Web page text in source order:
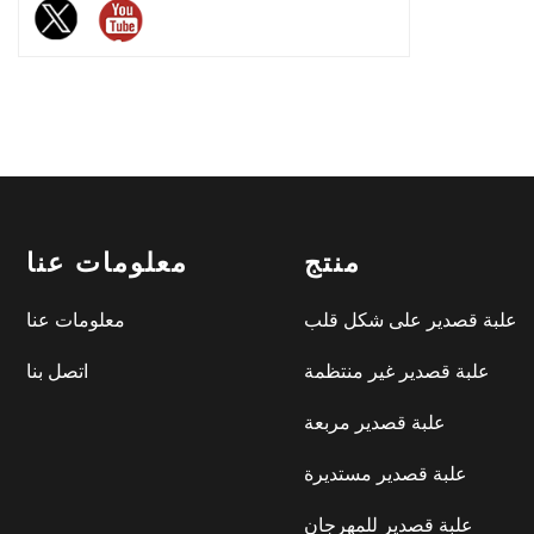
معلومات عنا
معلومات عنا
اتصل بنا
منتج
علبة قصدير على شكل قلب
علبة قصدير غير منتظمة
علبة قصدير مربعة
علبة قصدير مستديرة
علبة قصدير للمهرجان